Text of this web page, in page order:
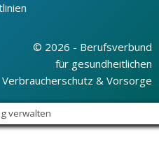
© 2026 - Berufsverbund
für gesundheitlichen
Verbraucherschutz & Vorsorge
verwalten